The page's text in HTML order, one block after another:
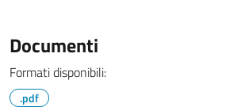
Documenti
Formati disponibili:
.pdf